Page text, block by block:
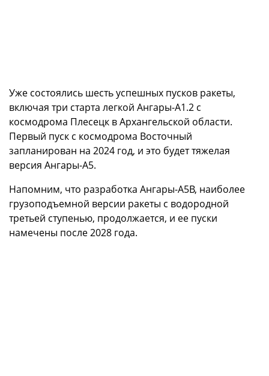
Уже состоялись шесть успешных пусков ракеты,
включая три старта легкой Ангары-А1.2 с
космодрома Плесецк в Архангельской области.
Первый пуск с космодрома Восточный
запланирован на 2024 год, и это будет тяжелая
версия Ангары-А5.
Напомним, что разработка Ангары-А5В, наиболее
грузоподъемной версии ракеты с водородной
третьей ступенью, продолжается, и ее пуски
намечены после 2028 года.